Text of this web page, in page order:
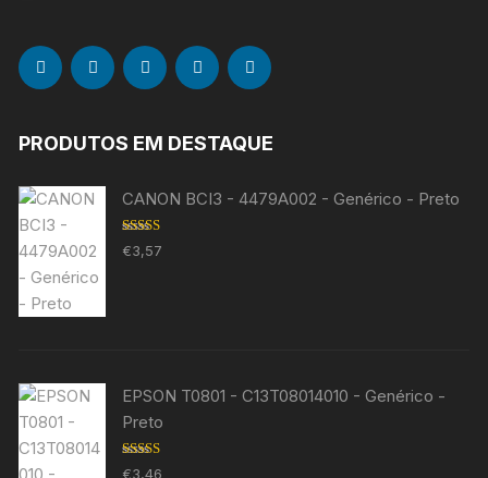
PRODUTOS EM DESTAQUE
CANON BCI3 - 4479A002 - Genérico - Preto
Avaliação
5.00de 5
€3,57
EPSON T0801 - C13T08014010 - Genérico -
Preto
Avaliação
€3,46